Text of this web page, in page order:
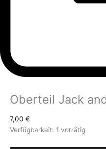
Oberteil Jack
7,00 €
Verfügbarkeit: 1 vorrätig